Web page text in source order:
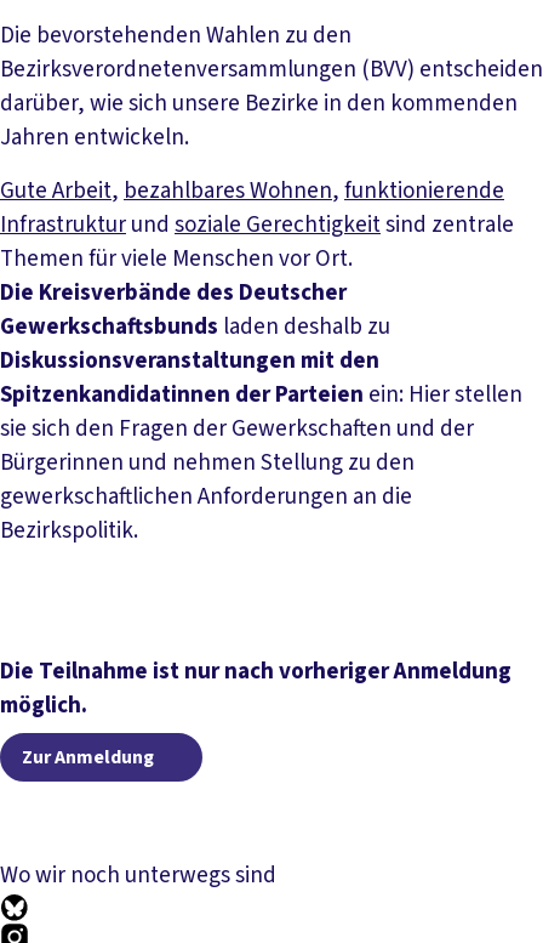
Die bevorstehenden Wahlen zu den
Bezirksverordnetenversammlungen (BVV) entscheiden
darüber, wie sich unsere Bezirke in den kommenden
Jahren entwickeln.
Gute Arbeit,bezahlbares Wohnen,funktionierende
Infrastrukturund soziale Gerechtigkeitsind zentrale
Themen für viele Menschen vor Ort.
Die Kreisverbände des Deutscher
Gewerkschaftsbunds laden deshalb zu
Diskussionsveranstaltungen mit den
Spitzenkandidatinnen der Parteien ein: Hier stellen
sie sich den Fragen der Gewerkschaften und der
Bürgerinnen und nehmen Stellung zu den
gewerkschaftlichen Anforderungen an die
Bezirkspolitik.
Die Teilnahme ist nur nach vorheriger Anmeldung
möglich.
Zur Anmeldung
Wo wir noch unterwegs sind